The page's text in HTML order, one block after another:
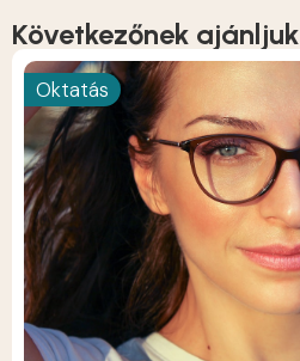
Következőnek ajánljuk
Oktatás